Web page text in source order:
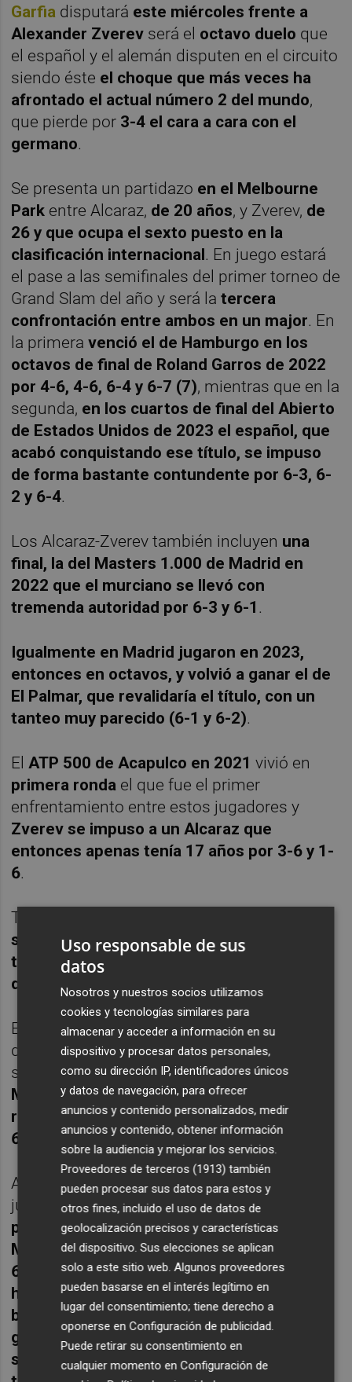
Garfia disputará este miércoles frente a
Alexander Zverev será el octavo duelo que
el español y el alemán disputen en el circuito
siendo éste el choque que más veces ha
afrontado el actual número 2 del mundo,
que pierde por 3-4 el cara a cara con el
germano.
Se presenta un partidazo en el Melbourne
Park entre Alcaraz, de 20 años, y Zverev, de
26 y que ocupa el sexto puesto en la
clasificación internacional. En juego estará
el pase a las semifinales del primer torneo de
Grand Slam del año y será latercera
confrontación entre ambos en un major. En
la primeravenció el de Hamburgo en los
octavos de final de Roland Garros de 2022
por 4-6, 4-6, 6-4 y 6-7 (7), mientras que en la
segunda, en los cuartos de final del Abierto
de Estados Unidos de 2023 el español, que
acabó conquistando ese título, se impuso
de forma bastante contundente por 6-3, 6-
2 y 6-4.
Los Alcaraz-Zverev también incluyen una
final, la del Masters 1.000 de Madrid en
2022 que el murciano se llevó con
tremenda autoridad por 6-3 y 6-1 .
Igualmente en Madrid jugaron en 2023,
entonces en octavos, y volvió a ganar el de
El Palmar, que revalidaría el título, con un
tanteo muy parecido (6-1 y 6-2).
ElATP 500 de Acapulco en 2021 vivió en
primera ronda el que fue el primer
enfrentamiento entre estos jugadores y
Zverev se impuso a un Alcaraz que
entonces apenas tenía 17 años por 3-6 y 1-
6.
También
semifinales del ATP 500 de Viena y el
teutón siguió mostrándose superior con un
doble 3-6
El último partido entre estos dos tenistas se
dio
el 13 de noviembre del pasado año
supusoel debut de Alcaraz en una Copa de
Maestros. Entoncesganó "Sascha"
remontando ante Carlos (7- 6 (3), 3-6 y 4-
6)
A este nuevo choque llegan los dos
jugadores de forma diferente pues
palmareño pasó por encima del serbio
Miomir Kecmanovic, al que sometió con un
6-4, 6-4 y 6-0 en 1 hora y 49 minutos, y
hamburgués sufrió mucho más ante el
británico Cameron Norrie, al que acabó
ganando en el el súper tie break del quinto
set por 10-3 y llegnado a ese desempate
Uso responsable de sus
datos
Nosotros y nuestros socios utilizamos
cookies y tecnologías similares para
almacenar y acceder a información en su
dispositivo y procesar datos personales,
como su dirección IP, identificadores únicos
y datos de navegación, para ofrecer
anuncios y contenido personalizados, medir
anuncios y contenido, obtener información
sobre la audiencia y mejorar los servicios.
Proveedores de terceros (1913) también
pueden procesar sus datos para estos y
otros fines, incluido el uso de datos de
geolocalización precisos y características
del dispositivo. Sus elecciones se aplican
solo a este sitio web. Algunos proveedores
pueden basarse en el interés legítimo en
lugar del consentimiento; tiene derecho a
oponerse enConfiguración de publicidad.
Puede retirar su consentimiento en
cualquier momento enConfiguración de